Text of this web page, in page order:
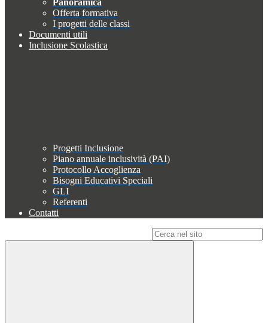
Panoramica
Offerta formativa
I progetti delle classi
Documenti utili
Inclusione Scolastica
Progetti Inclusione
Piano annuale inclusività (PAI)
Protocollo Accoglienza
Bisogni Educativi Speciali
GLI
Referenti
Contatti